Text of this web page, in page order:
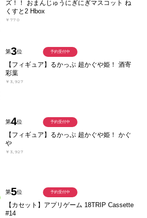
ズ！！ おまんじゅうにぎにぎマスコット ね
くすと2 Hbox
￥770
第3位
【フィギュア】るかっぷ 超かぐや姫！ 酒寄
彩葉
￥3,927
予約受付中
第4位
【フィギュア】るかっぷ 超かぐや姫！ かぐ
や
￥3,927
予約受付中
第5位
【カセット】アプリゲーム 18TRIP Cassette
#14
予約受付中